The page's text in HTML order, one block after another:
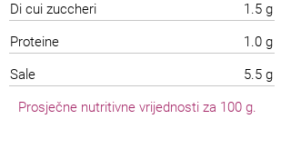
Di cui zuccheri
1.5 g
Proteine
1.0 g
Sale
5.5 g
Prosječne nutritivne vrijednosti za 100 g.